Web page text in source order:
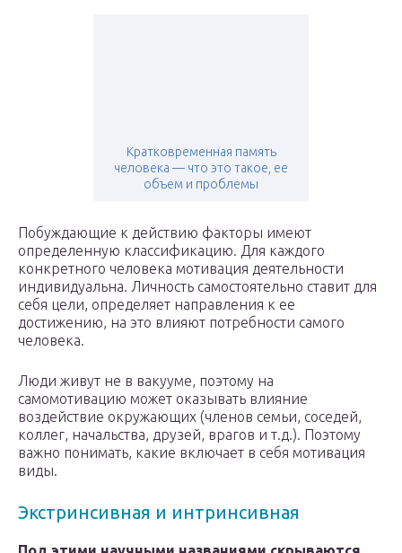
Кратковременная память
человека — что это такое, ее
объем и проблемы
Побуждающие к действию факторы имеют
определенную классификацию. Для каждого
конкретного человека мотивация деятельности
индивидуальна. Личность самостоятельно ставит для
себя цели, определяет направления к ее
достижению, на это влияют потребности самого
человека.
Люди живут не в вакууме, поэтому на
самомотивацию может оказывать влияние
воздействие окружающих (членов семьи, соседей,
коллег, начальства, друзей, врагов и т.д.). Поэтому
важно понимать, какие включает в себя мотивация
виды.
Экстринсивная и интринсивная